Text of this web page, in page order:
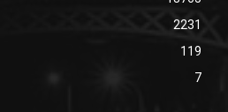
2231
119
7